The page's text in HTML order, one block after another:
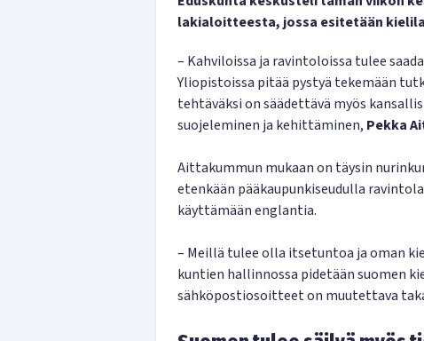
lakialoitteesta, jossa esitetään
– Kahviloissa ja ravintoloissa tulee
Yliopistoissa pitää pystyä tekemään
tehtäväksi on säädettävä myös
suojeleminen ja kehittäminen, Pekka
Aittakummun mukaan on täysin
etenkään pääkaupunkiseudulla
käyttämään englantia.
– Meillä tulee olla itsetuntoa ja oman
kuntien hallinnossa pidetään suomen
sähköpostiosoitteet on muutettava